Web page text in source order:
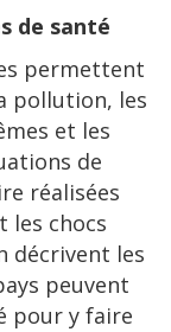
de santé
permettent
pollution, les
et les
de
réalisées
les chocs
décrivent les
peuvent
pour y faire